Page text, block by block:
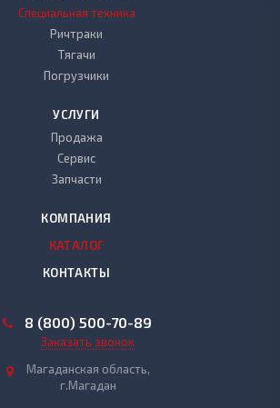
Специальная техника
Ричтраки
Тягачи
Погрузчики
УСЛУГИ
Продажа
Сервис
Запчасти
КОМПАНИЯ
КАТАЛОГ
КОНТАКТЫ
8 (800) 500-70-89
Заказать звонок
Магаданская область,
г.Магадан